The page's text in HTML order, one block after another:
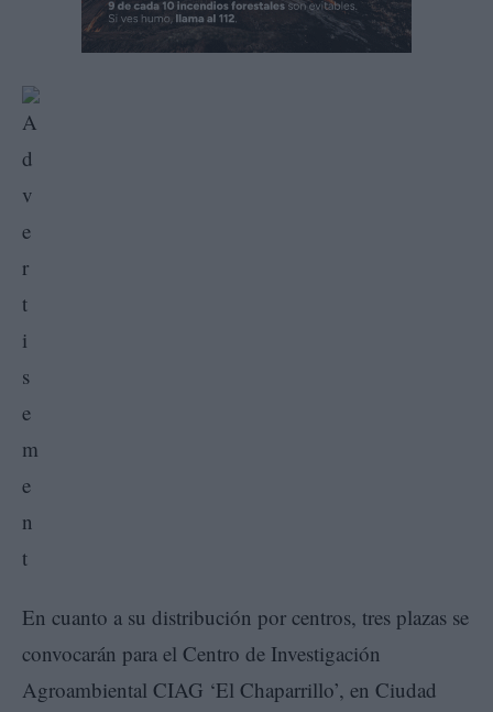
En cuanto a su distribución por centros, tres plazas se
convocarán para el Centro de Investigación
Agroambiental CIAG ‘El Chaparrillo’, en Ciudad